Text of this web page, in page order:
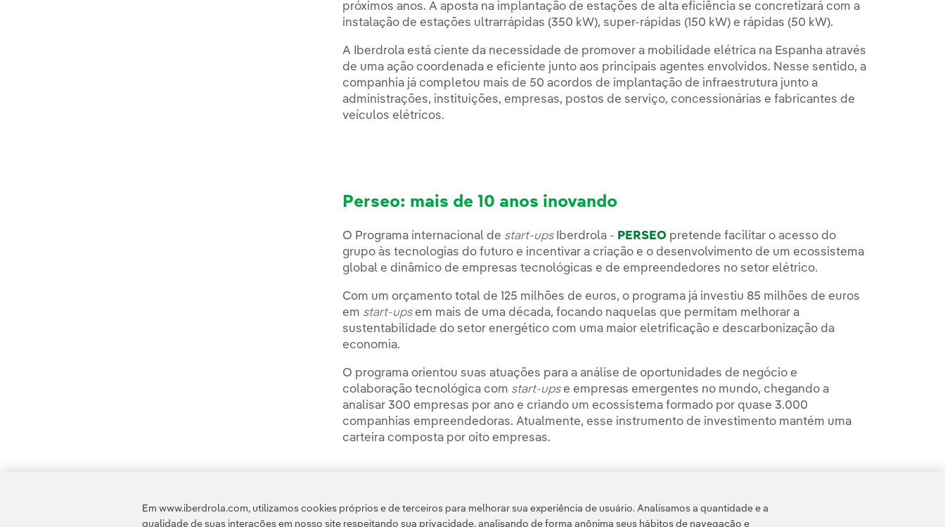
próximos anos. A aposta na implantação de estações de alta eficiência se concretizará com a
instalação de estações ultrarrápidas (350 kW), super-rápidas (150 kW) e rápidas (50 kW).
A Iberdrola está ciente da necessidade de promover a mobilidade elétrica na Espanha através
de uma ação coordenada e eficiente junto aos principais agentes envolvidos. Nesse sentido, a
companhia já completou mais de 50 acordos de implantação de infraestrutura junto a
administrações, instituições, empresas, postos de serviço, concessionárias e fabricantes de
veículos elétricos.
Perseo: mais de 10 anos inovando
O Programa internacional de start-upsIberdrola - PERSEO pretende facilitar o acesso do
grupo às tecnologias do futuro e incentivar a criação e o desenvolvimento de um ecossistema
global e dinâmico de empresas tecnológicas e de empreendedores no setor elétrico.
Com um orçamento total de 125 milhões de euros, o programa já investiu 85 milhões de euros
em start-upsem mais de uma década, focando naquelas que permitam melhorar a
sustentabilidade do setor energético com uma maior eletrificação e descarbonização da
economia.
O programa orientou suas atuações para a análise de oportunidades de negócio e
colaboração tecnológica com start-upse empresas emergentes no mundo, chegando a
analisar 300 empresas por ano e criando um ecossistema formado por quase 3.000
companhias empreendedoras. Atualmente, esse instrumento de investimento mantém uma
carteira composta por oito empresas.
Acesso a informação legal
Em www.iberdrola.com, utilizamos cookies próprios e de terceiros para melhorar sua experiência de usuário. Analisamos a quantidade e a
qualidade de suas interações em nosso site respeitando sua privacidade, analisando de forma anônima seus hábitos de navegação e